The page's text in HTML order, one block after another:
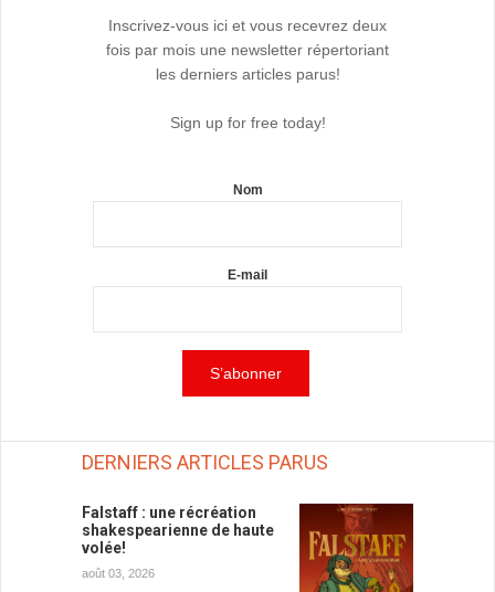
Inscrivez-vous ici et vous recevrez deux
fois par mois une newsletter répertoriant
les derniers articles parus!
Sign up for free today!
Nom
E-mail
DERNIERS ARTICLES PARUS
Falstaff : une récréation
shakespearienne de haute
volée!
août 03, 2026